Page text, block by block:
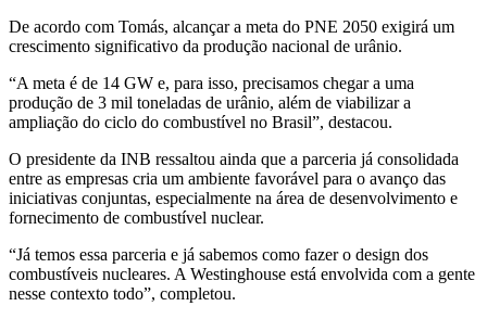
De acordo com Tomás, alcançar a meta do PNE 2050 exigirá um
crescimento significativo da produção nacional de urânio.
“A meta é de 14 GW e, para isso, precisamos chegar a uma
produção de 3 mil toneladas de urânio, além de viabilizar a
ampliação do ciclo do combustível no Brasil”, destacou.
O presidente da INB ressaltou ainda que a parceria já consolidada
entre as empresas cria um ambiente favorável para o avanço das
iniciativas conjuntas, especialmente na área de desenvolvimento e
fornecimento de combustível nuclear.
“Já temos essa parceria e já sabemos como fazer o design dos
combustíveis nucleares. A Westinghouse está envolvida com a gente
nesse contexto todo”, completou.